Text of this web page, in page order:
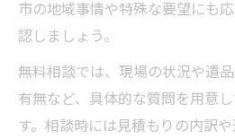
市の地域事情や特殊な要望にも
認しましょう。
無料相談では、現場の状況や遺
有無など、具体的な質問を用意
す。相談時には見積もりの内訳